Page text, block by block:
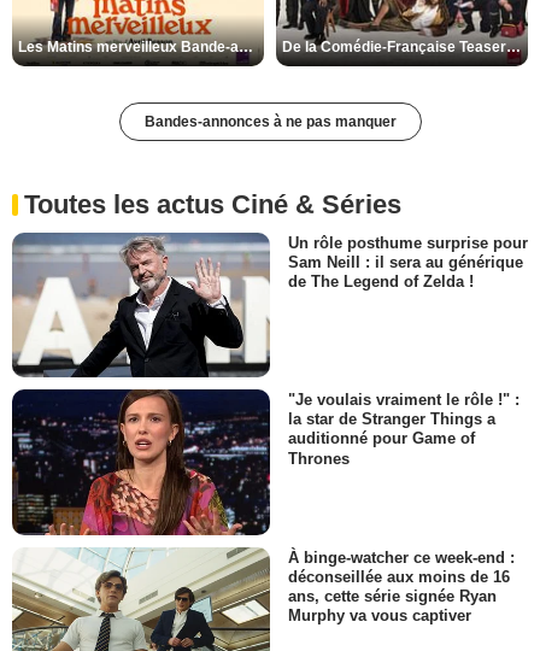
Les Matins merveilleux Bande-annonce VF De la Comédie-Française Teaser VF
Bandes-annonces à ne pas manquer
Toutes les actus Ciné & Séries
Un rôle posthume surprise pour
Sam Neill : il sera au générique
de The Legend of Zelda !
"Je voulais vraiment le rôle !" :
la star de Stranger Things a
auditionné pour Game of
Thrones
À binge-watcher ce week-end :
déconseillée aux moins de 16
ans, cette série signée Ryan
Murphy va vous captiver